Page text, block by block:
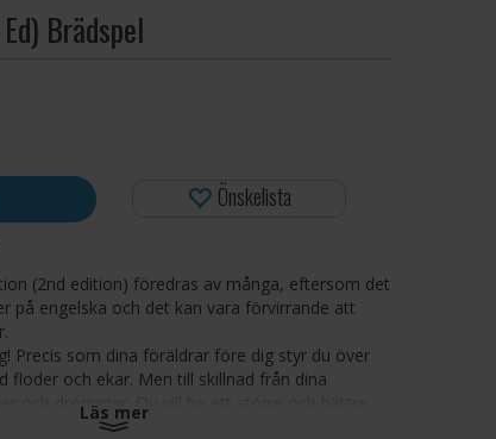
Brädspel
Önskelista
(2nd edition) föredras av många, eftersom det
på engelska och det kan vara förvirrande att
Precis som dina föräldrar före dig styr du över
floder och ekar. Men till skillnad från dina
och drömmar. Du vill ha ett större och bättre
En dominion - med fler floder och fler trädarter.
Läs mer